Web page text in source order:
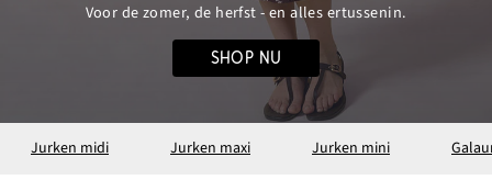
Voor de zomer, de herfst - en alles ertussenin.
SHOP NU
Jurken midi Jurken maxi Jurken mini